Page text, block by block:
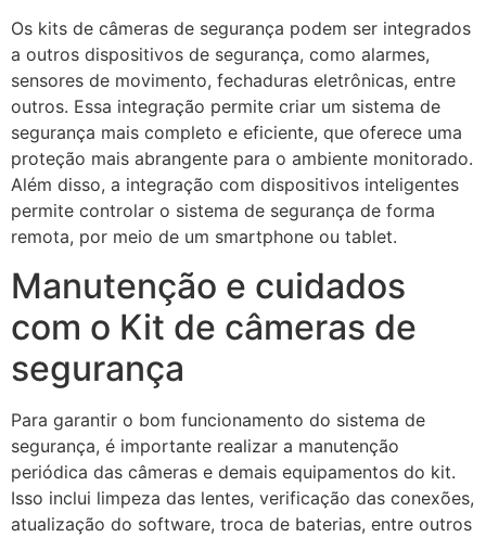
Os kits de câmeras de segurança podem ser integrados
a outros dispositivos de segurança, como alarmes,
sensores de movimento, fechaduras eletrônicas, entre
outros. Essa integração permite criar um sistema de
segurança mais completo e eficiente, que oferece uma
proteção mais abrangente para o ambiente monitorado.
Além disso, a integração com dispositivos inteligentes
permite controlar o sistema de segurança de forma
remota, por meio de um smartphone ou tablet.
Manutenção e cuidados
com o Kit de câmeras de
segurança
Para garantir o bom funcionamento do sistema de
segurança, é importante realizar a manutenção
periódica das câmeras e demais equipamentos do kit.
Isso inclui limpeza das lentes, verificação das conexões,
atualização do software, troca de baterias, entre outros